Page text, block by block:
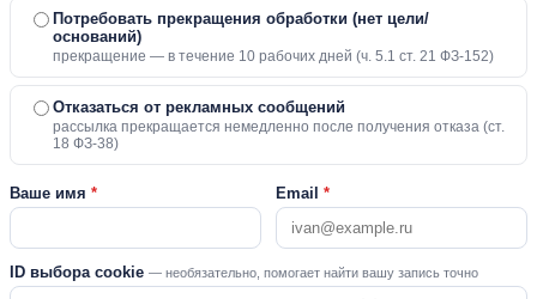
Потребовать прекращения обработки (нет цели/
оснований)
прекращение — в течение 10 рабочих дней (ч. 5.1 ст. 21 ФЗ-152)
Отказаться от рекламных сообщений
рассылка прекращается немедленно после получения отказа (ст.
18 ФЗ-38)
Ваше имя * Email *
ID выбора cookie — необязательно, помогает найти вашу запись точно